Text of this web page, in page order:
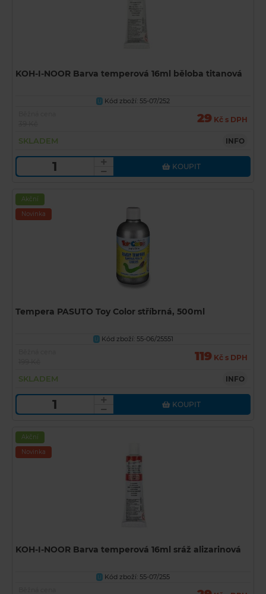
KOH-I-NOOR Barva temperová 16ml běloba titanová
U
Kód zboží: 55-07/252
29 Kč s DPH
SKLADEM INFO
KOUPIT
Akční
Novinka
Tempera PASUTO Toy Color stříbrná, 500ml
U Kód zboží: 55-06/25551
119 Kč s DPH
SKLADEM INFO
KOUPIT
Akční
Novinka
KOH-I-NOOR Barva temperová 16ml sráž alizarinová
U
Kód zboží: 55-07/255